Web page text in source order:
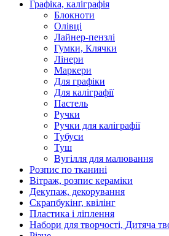
Графіка, каліграфія
Блокноти
Олівці
Лайнер-пензлі
Гумки, Клячки
Лінери
Маркери
Для графіки
Для каліграфії
Пастель
Ручки
Ручки для каліграфії
Тубуси
Туш
Вугілля для малювання
Розпис по тканині
Вітраж, розпис кераміки
Декупаж, декорування
Скрапбукінг, квілінг
Пластика і ліплення
Набори для творчості, Дитяча